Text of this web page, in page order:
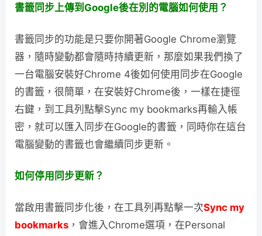
書籤同步上傳到Google後在別的電腦如何使用？
書籤同步的功能是只要你開著Google Chrome瀏覽
器，隨時變動都會隨時持續更新， 那麼如果我們換了
一台電腦安裝好Chrome 4後如何使用同步在Google
的書籤，很簡單，在安裝好Chrome後，一樣在捷徑
右鍵，到工具列點擊Sync my bookmarks再輸入帳
密，就可以匯入同步在Google的書籤，同時你在這台
電腦變動的書籤也會繼續 同步更新。
如何停用同步更新？
當啟用書籤同步化後，在工具列再點擊一次Sync my
bookmarks ，會進入Chrome選項， 在Personal